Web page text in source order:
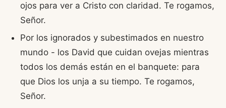
ojos para ver a Cristo con claridad. Te rogamos,
Señor.
Por los ignorados y subestimados en nuestro
mundo - los David que cuidan ovejas mientras
todos los demás están en el banquete: para
que Dios los unja a su tiempo. Te rogamos,
Señor.